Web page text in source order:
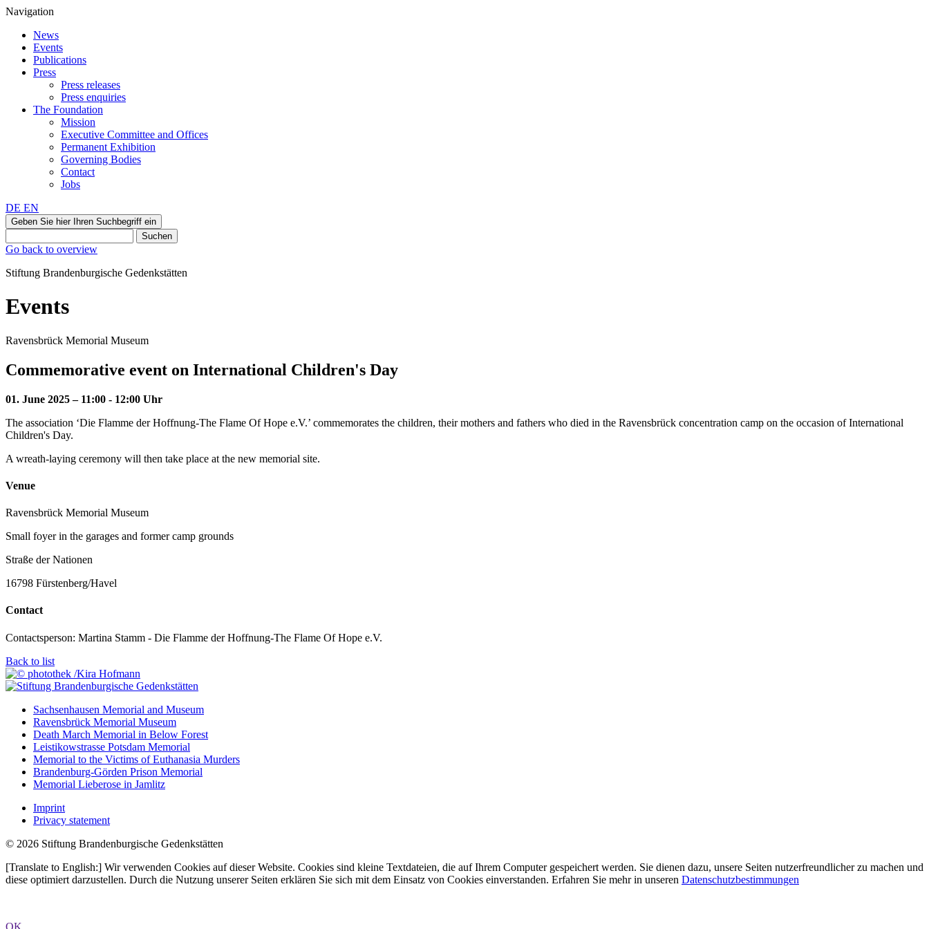
Navigation
News
Events
Publications
Press
Press releases
Press enquiries
The Foundation
Mission
Executive Committee and Offices
Permanent Exhibition
Governing Bodies
Contact
Jobs
DE EN
Geben Sie hier Ihren Suchbegriff ein
Suchen
Go back to overview
Stiftung Brandenburgische Gedenkstätten
Events
Ravensbrück Memorial Museum
Commemorative event on International Children's Day
01. June 2025 – 11:00 - 12:00 Uhr
The association ‘Die Flamme der Hoffnung-The Flame Of Hope e.V.’ commemorates the children, their mothers and fathers who died in the Ravensbrück concentration camp on the occasion of International
Children's Day.
A wreath-laying ceremony will then take place at the new memorial site.
Venue
Ravensbrück Memorial Museum
Small foyer in the garages and former camp grounds
Straße der Nationen
16798 Fürstenberg/Havel
Contact
Contactsperson: Martina Stamm - Die Flamme der Hoffnung-The Flame Of Hope e.V.
Back to list
Sachsenhausen Memorial and Museum
Ravensbrück Memorial Museum
Death March Memorial in Below Forest
Leistikowstrasse Potsdam Memorial
Memorial to the Victims of Euthanasia Murders
Brandenburg-Görden Prison Memorial
Memorial Lieberose in Jamlitz
Imprint
Privacy statement
© 2026 Stiftung Brandenburgische Gedenkstätten
[Translate to English:] Wir verwenden Cookies auf dieser Website. Cookies sind kleine Textdateien, die auf Ihrem Computer gespeichert werden. Sie dienen dazu, unsere Seiten nutzerfreundlicher zu machen und
diese optimiert darzustellen. Durch die Nutzung unserer Seiten erklären Sie sich mit dem Einsatz von Cookies einverstanden. Erfahren Sie mehr in unseren Datenschutzbestimmungen
OK